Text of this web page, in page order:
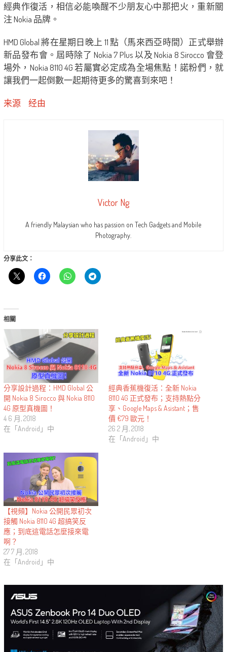
經典作復活，相信必能喚醒不少朋友心中那把火，重新關
注 Nokia 品牌。
HMD Global 將在星期日晚上 11 點（馬來西亞時間）正式舉辦
新品發布會。屆時除了 Nokia 7 Plus 以及 Nokia 8 Sirocco 會登
場外，Nokia 8110 4G 若屬實必定成為全場焦點！諾粉們，就
讓我們一起倒數一起期待更多的驚喜到來吧！
来源 经由
Victor Ng
A friendly Malaysian who has passion on Tech Gadgets and Mobile
Photography.
分享此文：
相關
分享設計過程：HMD Global 公
開 Nokia 8 Sirocco 與 Nokia 8110
4G 原型真機圖！
4 6 月, 2018
在「Android」中
經典香蕉機復活：全新 Nokia
8110 4G 正式發布；支持熱點分
享、Google Maps & Asistant；售
價 €79 歐元！
26 2 月, 2018
在「Android」中
【視頻】Nokia 公開民眾初次
接觸 Nokia 8110 4G 超搞笑反
應；到底這電話怎麼接來電
啊？
27 7 月, 2018
在「Android」中